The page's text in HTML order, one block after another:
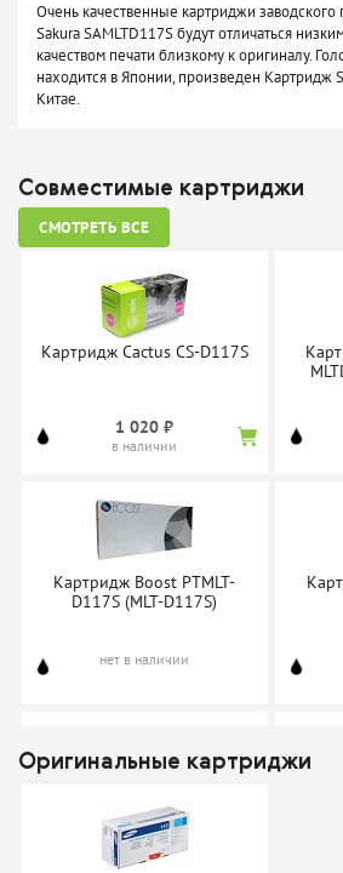
Очень качественные картриджи заводского
Sakura SAMLTD117S будут отличаться
качеством печати близкому к оригиналу.
находится в Японии, произведен Картридж
Китае.
Совместимые картриджи
СМОТРЕТЬ ВСЕ
Картридж Cactus CS-D117S
1 020 ₽
в наличии
Картридж Boost PTMLT-
D117S (MLT-D117S)
нет в наличии
Картридж ProfiLine MLT-
D117S
Оригинальные картриджи